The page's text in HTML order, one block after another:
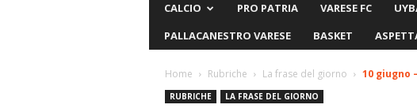
CALCIO PRO PATRIA VARESE FC
PALLACANESTRO VARESE
BASKET
Home Rubriche La frase del giorno 10 giugno
RUBRICHE LA FRASE DEL GIORNO